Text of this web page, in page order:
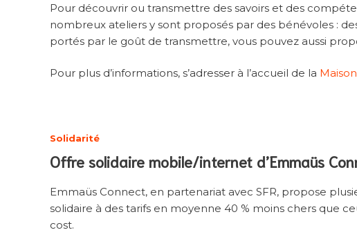
Pour découvrir ou transmettre des savoirs et des
nombreux ateliers y sont proposés par des bénévoles :
portés par le goût de transmettre, vous pouvez aussi
Pour plus d’informations, s’adresser à l’accueil de la
Solidarité
Offre solidaire mobile/internet d’Emmaüs
Emmaüs Connect, en partenariat avec SFR, propose
solidaire à des tarifs en moyenne 40 % moins chers que
cost.